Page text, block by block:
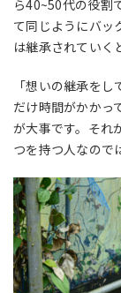
ら40~50代の役割
て同じようにバッ
は継承されていく
「想いの継承を
だけ時間がかかっ
が大事です。それ
つを持つ人なので